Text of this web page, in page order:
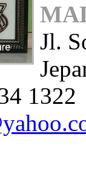
Jl.
1322